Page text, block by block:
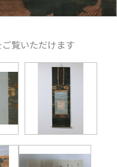
覧いただけます